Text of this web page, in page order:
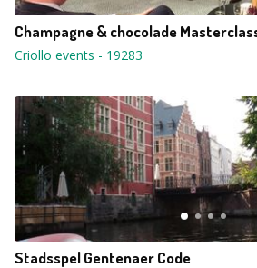
Champagne & chocolade
Criollo events - 19283
Stadsspel Gentenaer Code